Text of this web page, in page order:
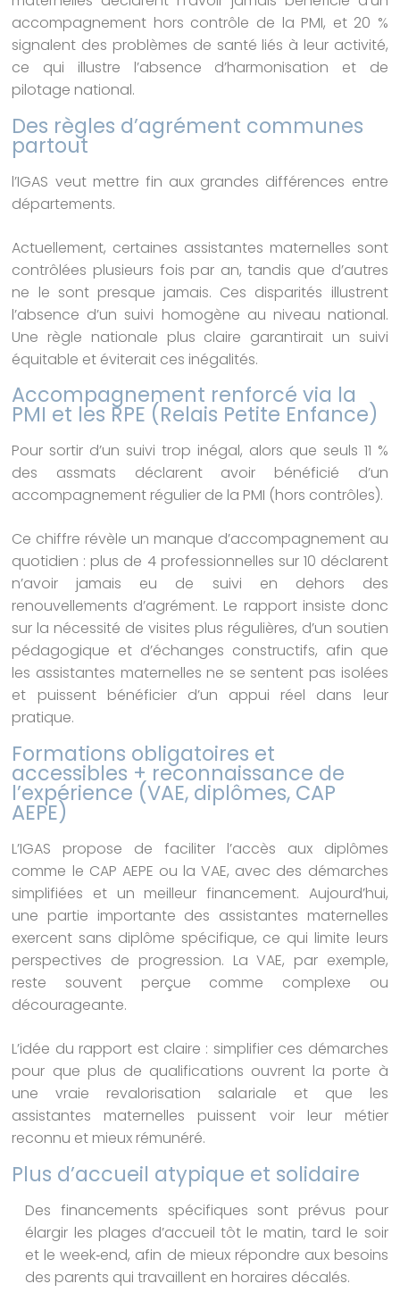
accompagnement hors contrôle de la PMI, et 20 %
signalent des problèmes de santé liés à leur activité,
ce qui illustre l’absence d’harmonisation et de
pilotage national.
Des règles d’agrément communes
partout
l’IGAS veut mettre fin aux grandes différences entre
départements.
Actuellement, certaines assistantes maternelles sont
contrôlées plusieurs fois par an, tandis que d’autres
ne le sont presque jamais. Ces disparités illustrent
l’absence d’un suivi homogène au niveau national.
Une règle nationale plus claire garantirait un suivi
équitable et éviterait ces inégalités.
Accompagnement renforcé via la
PMI et les RPE (Relais Petite Enfance)
Pour sortir d’un suivi trop inégal, alors que seuls 11 %
des assmats déclarent avoir bénéficié d’un
accompagnement régulier de la PMI (hors contrôles).
Ce chiffre révèle un manque d’accompagnement au
quotidien : plus de 4 professionnelles sur 10 déclarent
n’avoir jamais eu de suivi en dehors des
renouvellements d’agrément. Le rapport insiste donc
sur la nécessité de visites plus régulières, d’un soutien
pédagogique et d’échanges constructifs, afin que
les assistantes maternelles ne se sentent pas isolées
et puissent bénéficier d’un appui réel dans leur
pratique.
Formations obligatoires et
accessibles + reconnaissance de
l’expérience (VAE, diplômes, CAP
AEPE)
L’IGAS propose de faciliter l’accès aux diplômes
comme le CAP AEPE ou la VAE, avec des démarches
simplifiées et un meilleur financement. Aujourd’hui,
une partie importante des assistantes maternelles
exercent sans diplôme spécifique, ce qui limite leurs
perspectives de progression. La VAE, par exemple,
reste souvent perçue comme complexe ou
décourageante.
L’idée du rapport est claire : simplifier ces démarches
pour que plus de qualifications ouvrent la porte à
une vraie revalorisation salariale et que les
assistantes maternelles puissent voir leur métier
reconnu et mieux rémunéré.
Plus d’accueil atypique et solidaire
Des financements spécifiques sont prévus pour
élargir les plages d’accueil tôt le matin, tard le soir
et le week‑end, afin de mieux répondre aux besoins
des parents qui travaillent en horaires décalés.